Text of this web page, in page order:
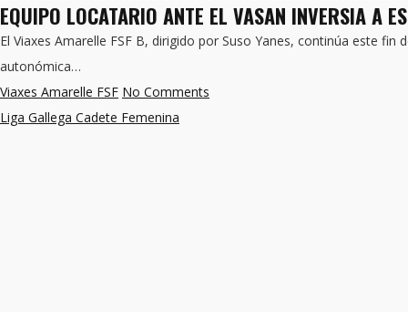
EQUIPO LOCATARIO ANTE EL VASAN INVERSIA A
El Viaxes Amarelle FSF B, dirigido por Suso Yanes, continúa este
autonómica…
Viaxes Amarelle FSF No Comments
Liga Gallega Cadete Femenina